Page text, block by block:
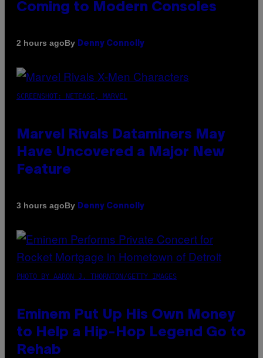
Coming to Modern Consoles
2 hours agoBy Denny Connolly
SCREENSHOT: NETEASE, MARVEL
Marvel Rivals Dataminers May
Have Uncovered a Major New
Feature
3 hours agoBy Denny Connolly
PHOTO BY AARON J. THORNTON/GETTY IMAGES
Eminem Put Up His Own Money
to Help a Hip-Hop Legend Go to
Rehab